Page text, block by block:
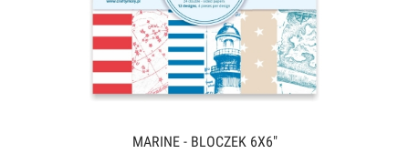
MARINE - BLOCZEK 6X6"